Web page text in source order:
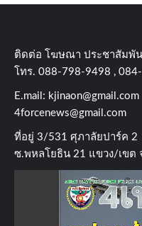
ติดต่อ​ โฆษณา​ ประชาสัมพั
โทร​. 088-798-9498 ,
E.mail: kjinaon@gmail.com
4forcenews@gmail.com
ที่อยู่​ 3/531​ ศุภาลัยปาร์ค​ 2
ซ.พหลโยธิน​ 21​ แขวง/เขต​